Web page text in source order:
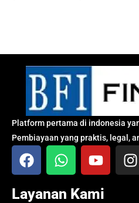
Platform pertama di indonesia
Pembiayaan yang praktis, legal,
Layanan Kami